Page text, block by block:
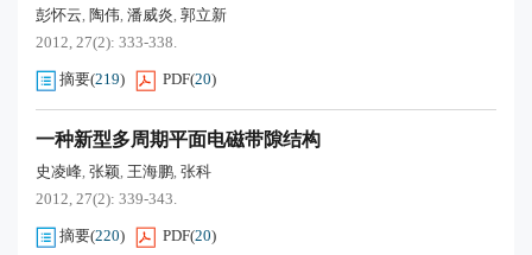
彭怀云, 陶伟, 潘威炎, 郭立新
2012, 27(2): 333-338.
摘要(219) PDF(20)
一种新型多周期平面电磁带隙结构
史凌峰, 张颖, 王海鹏, 张科
2012, 27(2): 339-343.
摘要(220) PDF(20)